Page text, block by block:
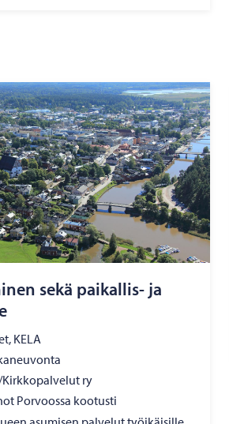
sekä paikallis- ja
KELA
Kirkkopalvelut ry
Porvoossa kootusti